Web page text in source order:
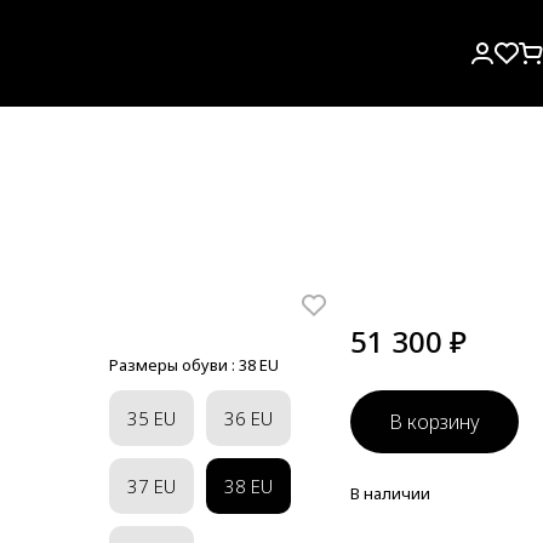
Размеры обуви : 38 EU
35 EU 36 EU
37 EU 38 EU
51 300 ₽
В корзину
В наличии